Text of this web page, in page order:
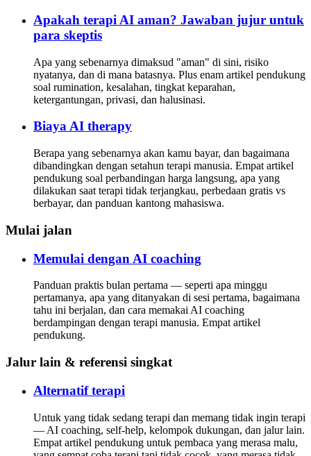
Apakah terapi AI aman? Jawaban jujur untuk
para skeptis
Apa yang sebenarnya dimaksud "aman" di sini, risiko
nyatanya, dan di mana batasnya. Plus enam artikel pendukung
soal rumination, kesalahan, tingkat keparahan,
ketergantungan, privasi, dan halusinasi.
Biaya AI therapy
Berapa yang sebenarnya akan kamu bayar, dan bagaimana
dibandingkan dengan setahun terapi manusia. Empat artikel
pendukung soal perbandingan harga langsung, apa yang
dilakukan saat terapi tidak terjangkau, perbedaan gratis vs
berbayar, dan panduan kantong mahasiswa.
Mulai jalan
Memulai dengan AI coaching
Panduan praktis bulan pertama — seperti apa minggu
pertamanya, apa yang ditanyakan di sesi pertama, bagaimana
tahu ini berjalan, dan cara memakai AI coaching
berdampingan dengan terapi manusia. Empat artikel
pendukung.
Jalur lain & referensi singkat
Alternatif terapi
Untuk yang tidak sedang terapi dan memang tidak ingin terapi
— AI coaching, self-help, kelompok dukungan, dan jalur lain.
Empat artikel pendukung untuk pembaca yang merasa malu,